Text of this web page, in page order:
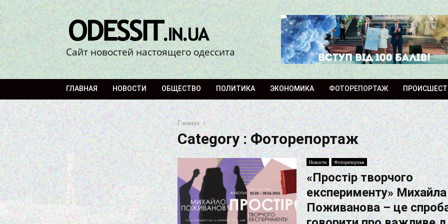
Сайт новостей настоящего одессита
ГЛАВНАЯ НОВОСТИ ОБЩЕСТВО ПОЛИТИКА ЭКОНОМИКА ФОТОРЕПОРТАЖ
Главная
Category : Фоторепортаж
Новости Фоторепортаж
«Простір творчого
експерименту» Михайла
Поживанова – це